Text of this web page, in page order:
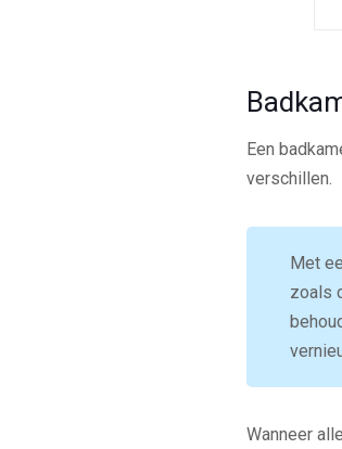
Een
verschillen.
Met
zoals
Wanneer